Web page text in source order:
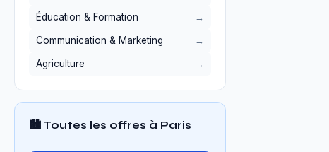
Éducation & Formation
Communication & Marketing
Agriculture
🏙️ Toutes les offres à Paris